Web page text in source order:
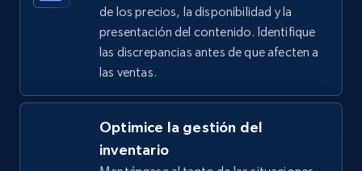
URL, Title, Available, Description, Currency, Initial
price, Final price, Discount percent, and more.
668+
TikTok Shop - discover records by shop url
de los precios, la disponibilidad y la
presentación del contenido. Identifique
las discrepancias antes de que afecten a
las ventas.
Optimice la gestión del
inventario